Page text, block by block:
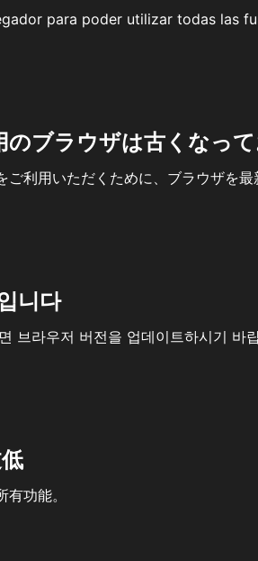
para poder utilizar todas las
ブラウザは古くなっ
利用いただくために、ブラウザを最
니다
브라우저 버전을 업데이트하시기 바
功能。